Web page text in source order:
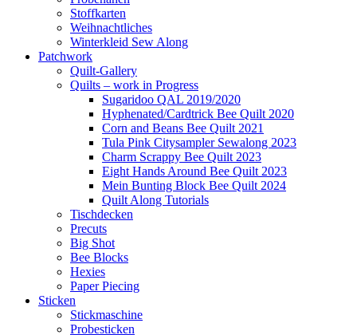
Stoffkarten
Weihnachtliches
Winterkleid Sew Along
Patchwork
Quilt-Gallery
Quilts – work in Progress
Sugaridoo QAL 2019/2020
Hyphenated/Cardtrick Bee Quilt 2020
Corn and Beans Bee Quilt 2021
Tula Pink Citysampler Sewalong 2023
Charm Scrappy Bee Quilt 2023
Eight Hands Around Bee Quilt 2023
Mein Bunting Block Bee Quilt 2024
Quilt Along Tutorials
Tischdecken
Precuts
Big Shot
Bee Blocks
Hexies
Paper Piecing
Sticken
Stickmaschine
Probesticken